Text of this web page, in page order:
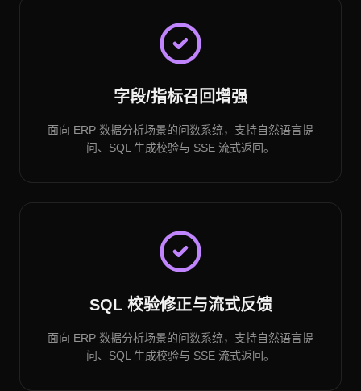
字段/指标召回增强
面向 ERP 数据分析场景的问数系统，支持自然语言提
问、SQL 生成校验与 SSE 流式返回。
SQL 校验修正与流式反馈
面向 ERP 数据分析场景的问数系统，支持自然语言提
问、SQL 生成校验与 SSE 流式返回。